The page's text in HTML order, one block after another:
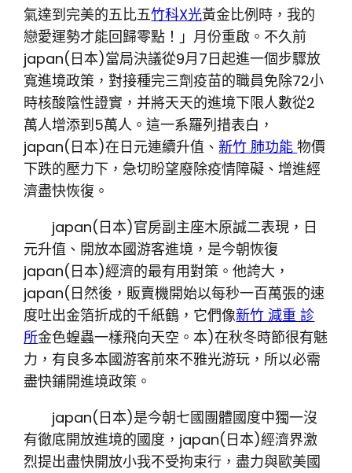
氣達到完美的五比五竹科X光黃金比例時，我的
戀愛運勢才能回歸零點！」月份重啟。不久前
japan(日本)當局決議從9月7日起進一個步驟放
寬進境政策，對接種完三劑疫苗的職員免除72小
時核酸陰性證實，并將天天的進境下限人數從2
萬人增添到5萬人。這一系羅列措表白，
japan(日本)在日元連續升值、新竹 肺功能物價
下跌的壓力下，急切盼望廢除疫情障礙、增進經
濟盡快恢復。
japan(日本)官房副主座木原誠二表現，日
元升值、開放本國游客進境，是今朝恢復
japan(日本)經濟的最有用對策。他誇大，
japan(日然後，販賣機開始以每秒一百萬張的速
度吐出金箔折成的千紙鶴，它們像新竹 減重 診
所金色蝗蟲一樣飛向天空。本)在秋冬時節很有魅
力，有良多本國游客前來不雅光游玩，所以必需
盡快鋪開進境政策。
japan(日本)是今朝七國團體國度中獨一沒
有徹底開放進境的國度，japan(日本)經濟界激
烈提出盡快開放小我不受拘束行，盡力與歐美國